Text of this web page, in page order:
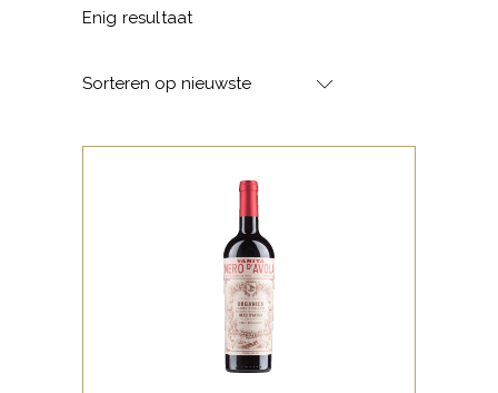
Enig resultaat
Sorteren op nieuwste
ITALIAANSE FAVORIETEN
RODE WIJNEN
Zwart fruit, kruidig met hints
van eucalyptus en tonen van
eikenhout.